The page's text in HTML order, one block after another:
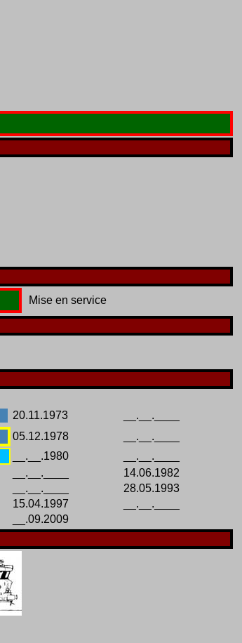
Mise en service
20.11.1973
__.__.____
05.12.1978
__.__.____
__.__.1980
__.__.____
__.__.____
14.06.1982
__.__.____
28.05.1993
15.04.1997
__.__.____
__.09.2009